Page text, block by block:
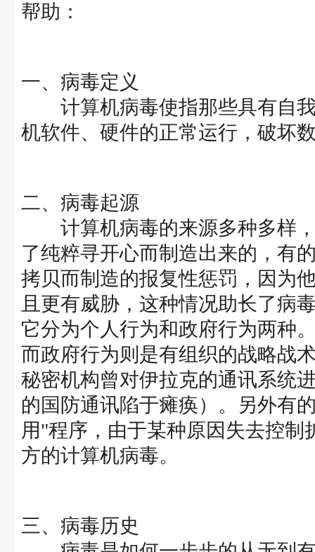
帮助：
一、病毒定义
计算机病毒使指那些具有自我
机软件、硬件的正常运行，破坏
二、病毒起源
计算机病毒的来源多种多样，
了纯粹寻开心而制造出来的，有
拷贝而制造的报复性惩罚，因为
且更有威胁，这种情况助长了病
它分为个人行为和政府行为两种
而政府行为则是有组织的战略战
秘密机构曾对伊拉克的通讯系统
的国防通讯陷于瘫痪）。另外有
用"程序，由于某种原因失去控
方的计算机病毒。
三、病毒历史